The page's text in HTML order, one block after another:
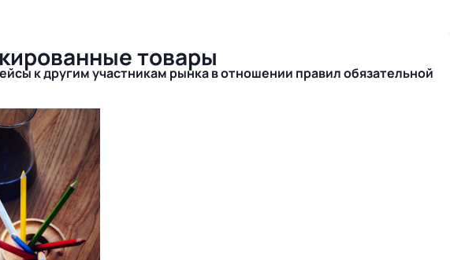
товары
к другим участникам рынка в отношении правил обязательной